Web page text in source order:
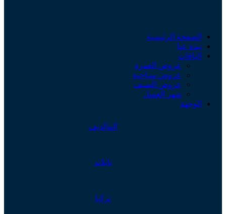
الصفحة الرئيسية
نبذة عنا
الباقات
عروض العمرة
عروض سياحية
عروض الصيف
شهر العسل
الوجهة
المالديف
تايلاند
تركيا